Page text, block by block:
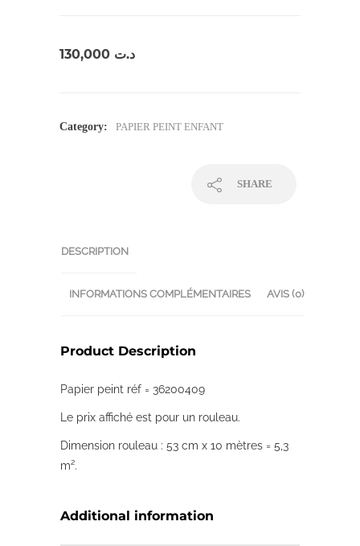
د.ت
Category: PAPIER PEINT ENFANT
SHARE
DESCRIPTION
INFORMATIONS COMPLÉMENTAIRES AVIS (0)
Product Description
Papier peint réf = 36200409
Le prix affiché est pour un rouleau.
Dimension rouleau : 53 cm x 10 mètres = 5,3
m².
Additional information